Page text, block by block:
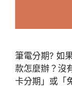
筆電分期? 如
款怎麼辦？沒
卡分期」或「